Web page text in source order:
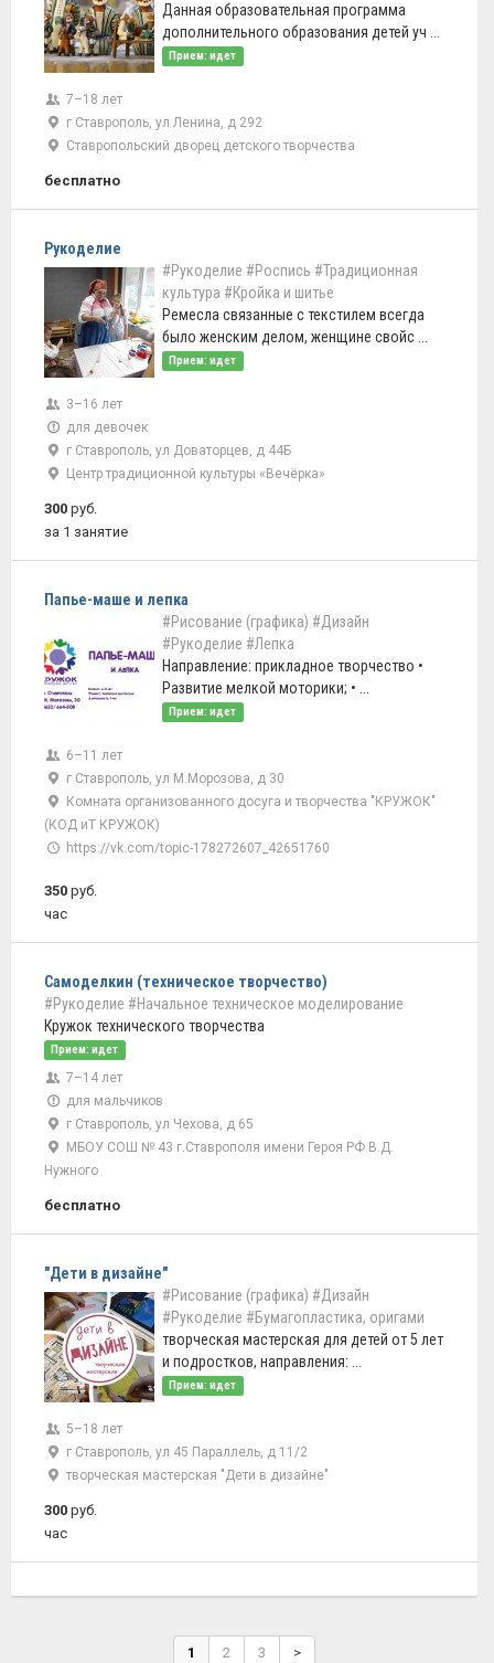
Данная образовательная программа
дополнительного образования детей уч ...
Прием: идет
7–18 лет
г Ставрополь, ул Ленина, д 292
Ставропольский дворец детского творчества
бесплатно
Рукоделие
#Рукоделие #Роспись #Традиционная
культура #Кройка и шитье
Ремесла связанные с текстилем всегда
было женским делом, женщине свойс ...
Прием: идет
3–16 лет
для девочек
г Ставрополь, ул Доваторцев, д 44Б
Центр традиционной культуры «Вечёрка»
300 руб.
за 1 занятие
Папье-маше и лепка
#Рисование (графика) #Дизайн
#Рукоделие #Лепка
Направление: прикладное творчество •
Развитие мелкой моторики; • ...
Прием: идет
6–11 лет
г Ставрополь, ул М.Морозова, д 30
Комната организованного досуга и творчества "КРУЖОК"
(КОД иТ КРУЖОК)
https://vk.com/topic-178272607_42651760
350 руб.
час
Самоделкин (техническое творчество)
#Рукоделие #Начальное техническое моделирование
Кружок технического творчества
Прием: идет
7–14 лет
для мальчиков
г Ставрополь, ул Чехова, д 65
МБОУ СОШ № 43 г.Ставрополя имени Героя РФ В.Д.
Нужного
бесплатно
"Дети в дизайне"
#Рисование (графика) #Дизайн
#Рукоделие #Бумагопластика, оригами
творческая мастерская для детей от 5 лет
и подростков, направления: ...
Прием: идет
5–18 лет
г Ставрополь, ул 45 Параллель, д 11/2
творческая мастерская "Дети в дизайне"
300 руб.
час
1 2 3 >